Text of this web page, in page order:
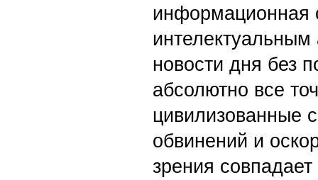
информационная
новости дня без
абсолютно все
цивилизованные
обвинений и
зрения